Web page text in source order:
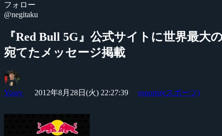
フォロー
@negitaku
『Red Bull 5G』公式サイトに世界最
宛てたメッセージ掲載
Yossy 2012年8月28日(火) 22:27:39 esports(eスポーツ)